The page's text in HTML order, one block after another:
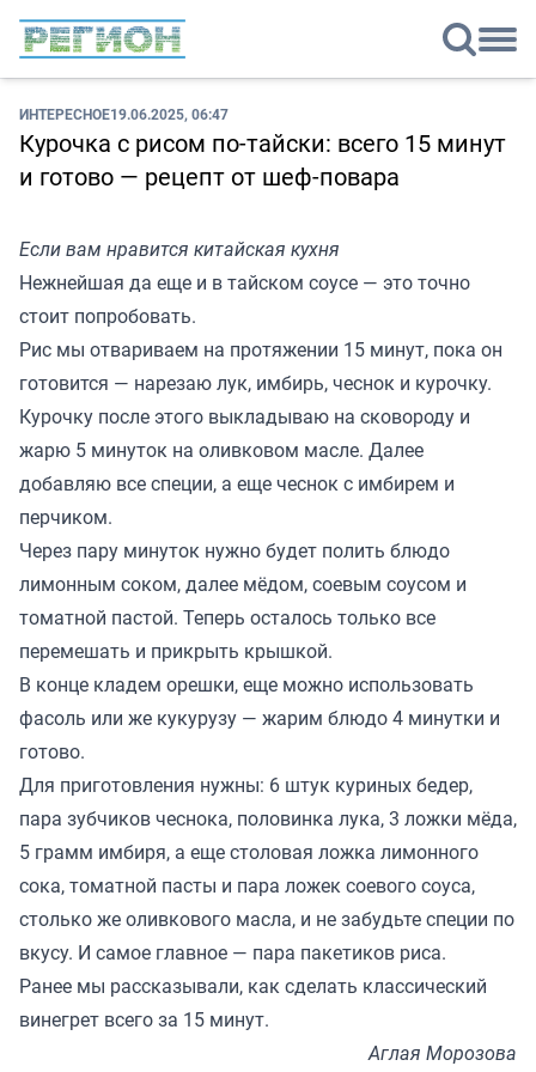
ИНТЕРЕСНОЕ19.06.2025, 06:47
Курочка с рисом по-тайски: всего 15 минут
и готово — рецепт от шеф-повара
Если вам нравится китайская кухня
Нежнейшая да еще и в тайском соусе — это точно
стоит попробовать.
Рис мы отвариваем на протяжении 15 минут, пока он
готовится — нарезаю лук, имбирь, чеснок и курочку.
Курочку после этого выкладываю на сковороду и
жарю 5 минуток на оливковом масле. Далее
добавляю все специи, а еще чеснок с имбирем и
перчиком.
Через пару минуток нужно будет полить блюдо
лимонным соком, далее мёдом, соевым соусом и
томатной пастой. Теперь осталось только все
перемешать и прикрыть крышкой.
В конце кладем орешки, еще можно использовать
фасоль или же кукурузу — жарим блюдо 4 минутки и
готово.
Для приготовления нужны: 6 штук куриных бедер,
пара зубчиков чеснока, половинка лука, 3 ложки мёда,
5 грамм имбиря, а еще столовая ложка лимонного
сока, томатной пасты и пара ложек соевого соуса,
столько же оливкового масла, и не забудьте специи по
вкусу. И самое главное — пара пакетиков риса.
Ранее мы рассказывали, как сделать классический
винегрет всего за 15 минут.
Аглая Морозова